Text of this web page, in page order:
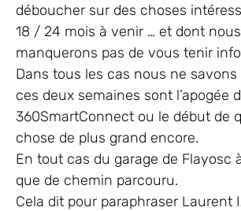
déboucher sur des choses
18 / 24 mois à venir … et dont
manquerons pas de vous tenir
Dans tous les cas nous ne savons
ces deux semaines sont l’apogée
360SmartConnect ou le début de
chose de plus grand encore.
En tout cas du garage de Flayosc à
que de chemin parcouru.
Cela dit pour paraphraser Laurent